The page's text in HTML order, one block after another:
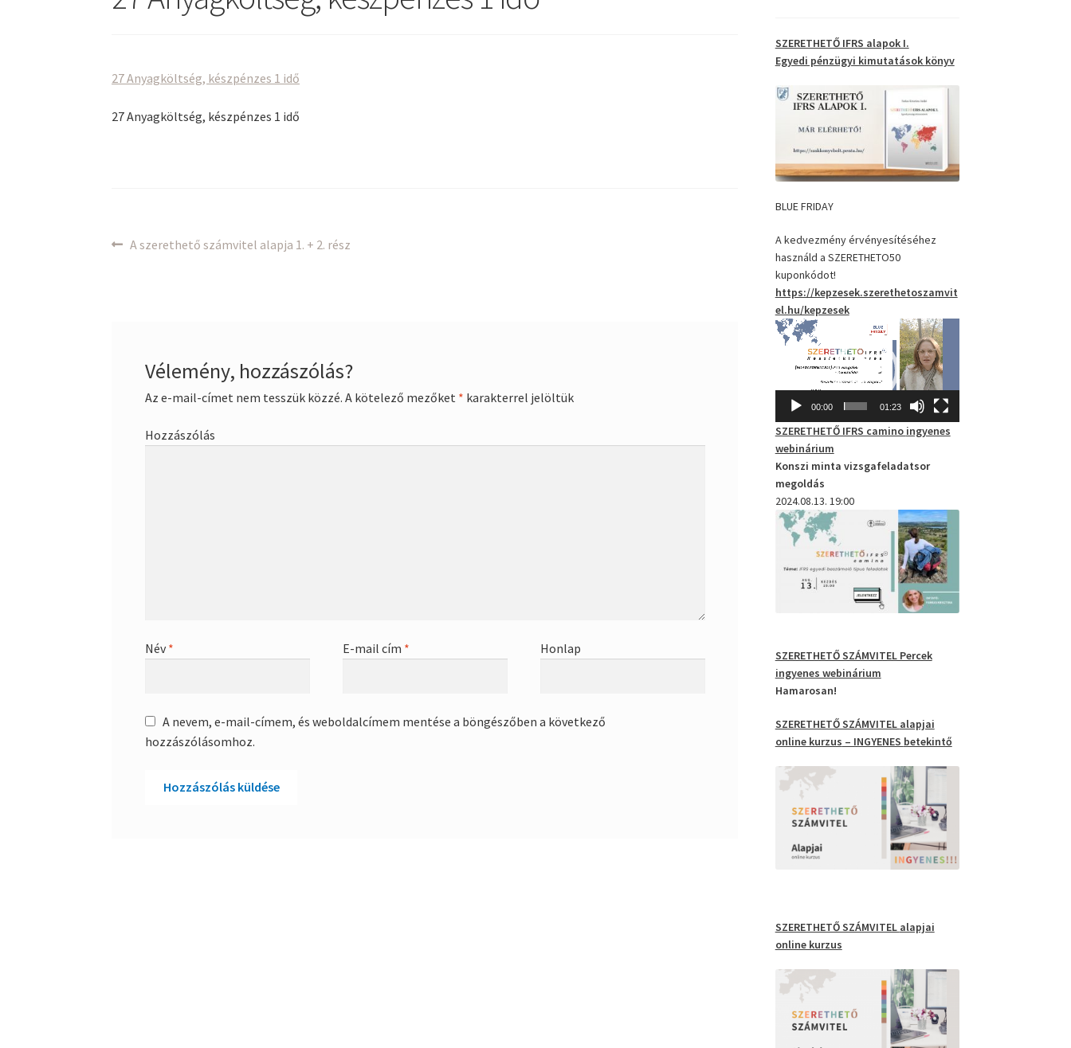
27 Anyagköltség, készpénzes 1 idő
27 Anyagköltség, készpénzes 1 idő
Bejegyzés
Previous
A szerethető számvitel alapja 1. + 2. rész
Vélemény, hozzászólás?
Az e-mail-címet nem tesszük közzé. A kötelező mezőket * karakterrel jelöltük
Hozzászólás
Név * E-mail cím * Honlap
A nevem, e-mail-címem, és weboldalcímem mentése a böngészőben a következő
hozzászólásomhoz.
SZERETHETŐ IFRS alapok I.
Egyedi pénzügyi kimutatások könyv
BLUE FRIDAY
A kedvezmény érvényesítéséhez
használd a SZERETHETO50
kuponkódot!
https://kepzesek.szerethetoszamvit
el.hu/kepzesek
Videólejátszó
00:00 01:23
SZERETHETŐ IFRS camino ingyenes
webinárium
Konszi minta vizsgafeladatsor
megoldás
2024.08.13. 19:00
SZERETHETŐ SZÁMVITEL Percek
ingyenes webinárium
Hamarosan!
SZERETHETŐ SZÁMVITEL alapjai
online kurzus – INGYENES betekintő
SZERETHETŐ SZÁMVITEL alapjai
online kurzus